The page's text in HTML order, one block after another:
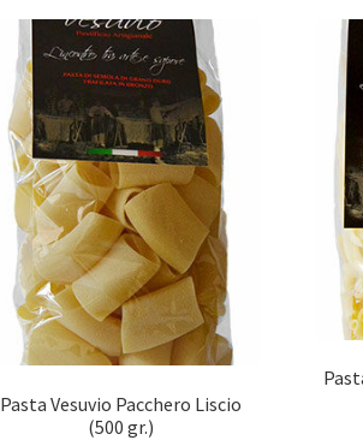
Pasta Vesuvio Pacchero Liscio
(500 gr.)